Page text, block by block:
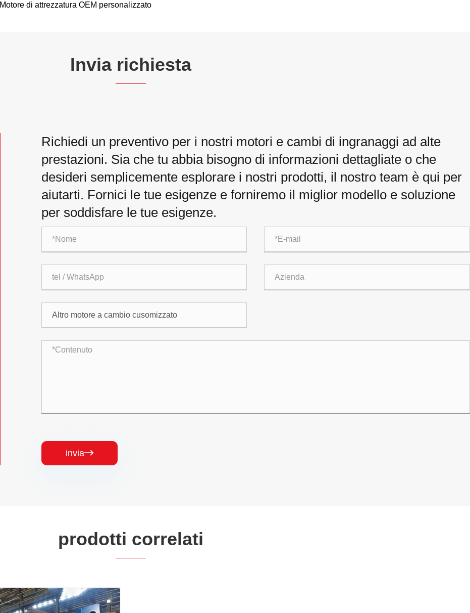
Motore di attrezzatura OEM personalizzato
Invia richiesta
Richiedi un preventivo per i nostri motori e cambi di ingranaggi ad alte
prestazioni. Sia che tu abbia bisogno di informazioni dettagliate o che
desideri semplicemente esplorare i nostri prodotti, il nostro team è qui per
aiutarti. Fornici le tue esigenze e forniremo il miglior modello e soluzione
per soddisfare le tue esigenze.
invia
prodotti correlati